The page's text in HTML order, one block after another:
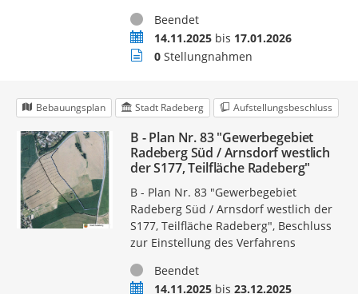
StatusBeendet
Zeitraum14.11.2025bis 17.01.2026
Stellungnahmen
0Stellungnahmen
Bebauungsplan Stadt Radeberg Aufstellungsbeschluss
B - Plan Nr. 83 "Gewerbegebiet
Radeberg Süd / Arnsdorf westlich
der S177, Teilfläche Radeberg"
B - Plan Nr. 83 "Gewerbegebiet
Radeberg Süd / Arnsdorf westlich der
S177, Teilfläche Radeberg", Beschluss
zur Einstellung des Verfahrens
StatusBeendet
Zeitraum14.11.2025bis 23.12.2025